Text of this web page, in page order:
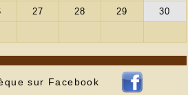
sur Facebook